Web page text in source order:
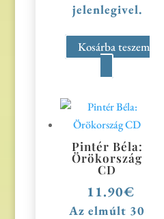
jelenlegivel.
Kosárba teszem
Pintér Béla:
Örökország
CD
11.90€
Az elmúlt 30